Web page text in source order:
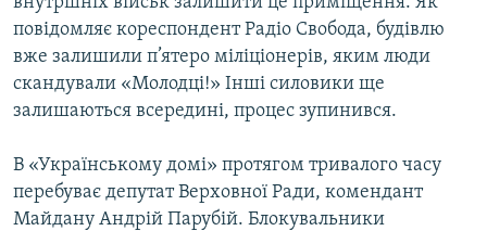
ВСЕ ЗА ДЕНЬ
СПЕЦПРОЕКТИ
ДЕПОРТАЦІЯ
СВІДЧЕННЯ ОКУПАЦІЇ
УКРАЇНСЬКА ПРОБЛЕМА КРИМУ
ЯК ОБІЙТИ БЛОКУВАННЯ
Русский
Qırımtatar
повідомляє кореспондент Радіо Свобода, будівлю
вже залишили п’ятеро міліціонерів, яким люди
скандували «Молодці!» Інші силовики ще
залишаються всередині, процес зупинився.
В «Українському домі» протягом тривалого часу
перебуває депутат Верховної Ради, комендант
Майдану Андрій Парубій. Блокувальники